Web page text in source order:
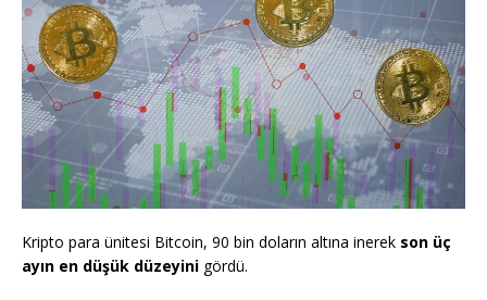
Kripto para ünitesi Bitcoin, 90 bin doların altına inerek son üç
ayın en düşük düzeyini gördü.